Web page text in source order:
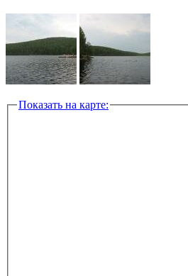
Показать на карте: